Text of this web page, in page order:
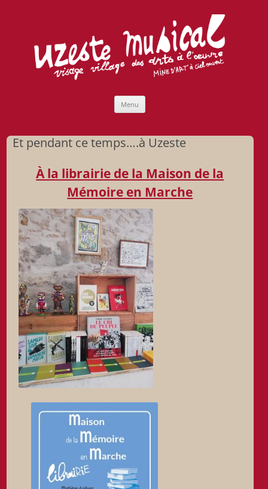
Menu
Et pendant ce temps….à Uzeste
À la librairie de la Maison de la
Mémoire en Marche